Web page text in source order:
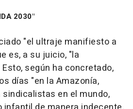
2030"
"el ultraje manifiesto a
es, a su juicio, "la
según ha concretado,
días "en la Amazonía,
en el mundo,